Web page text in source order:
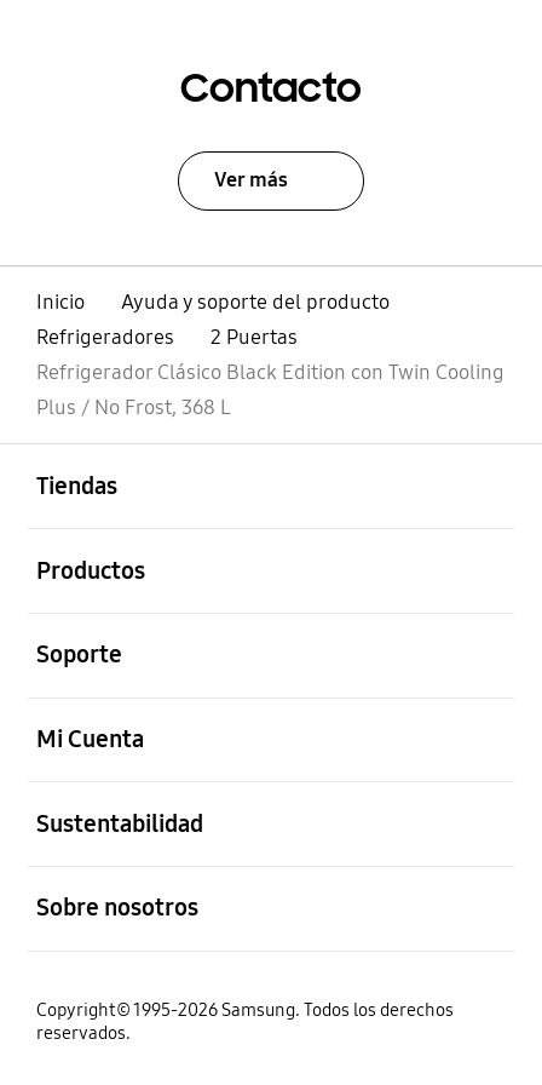
Contacto
Ver más
Inicio
Ayuda y soporte del producto
Refrigeradores
2 Puertas
Refrigerador Clásico Black Edition con Twin Cooling
Plus / No Frost, 368 L
Tiendas
Productos
Soporte
Mi Cuenta
Sustentabilidad
Sobre nosotros
Copyright© 1995-2026 Samsung. Todos los derechos
reservados.